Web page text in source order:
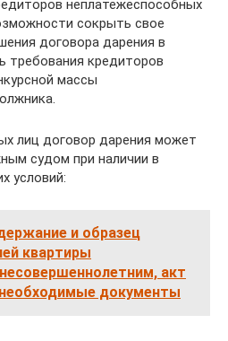
неплатежеспособных
сокрыть свое
договора дарения в
требования кредиторов
массы
лиц договор дарения может
судом при наличии в
условий:
и образец
квартиры
акт
документы